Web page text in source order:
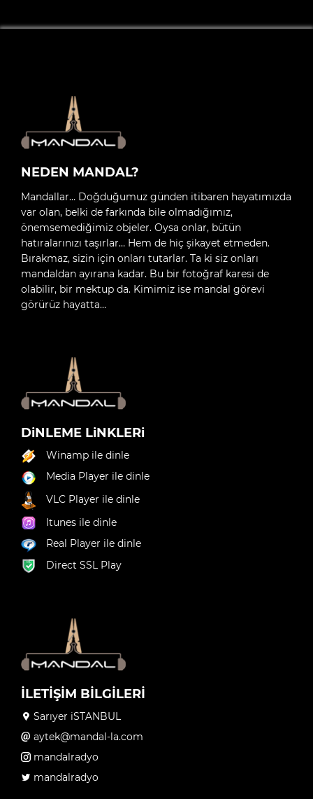
NEDEN MANDAL?
Mandallar… Doğduğumuz günden itibaren hayatımızda
var olan, belki de farkında bile olmadığımız,
önemsemediğimiz objeler. Oysa onlar, bütün
hatıralarınızı taşırlar… Hem de hiç şikayet etmeden.
Bırakmaz, sizin için onları tutarlar. Ta ki siz onları
mandaldan ayırana kadar. Bu bir fotoğraf karesi de
olabilir, bir mektup da. Kimimiz ise mandal görevi
görürüz hayatta…
DiNLEME LiNKLERi
Winamp ile dinle
Media Player ile dinle
VLC Player ile dinle
Itunes ile dinle
Real Player ile dinle
Direct SSL Play
İLETİŞİM BİLGİLERİ
Sarıyer iSTANBUL
aytek@mandal-la.com
mandalradyo
mandalradyo